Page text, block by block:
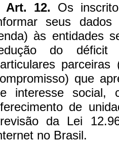
Art. 12. Os
seus
às entidades
do déficit
que
interesse social,
de
da Lei
no Brasil.